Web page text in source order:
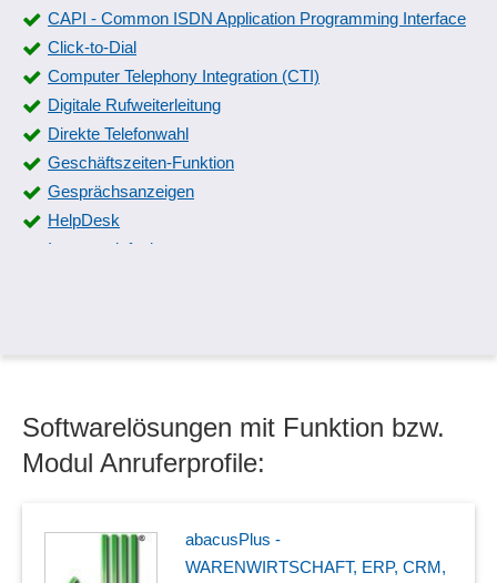
CAPI - Common ISDN Application Programming Interface
Click-to-Dial
Computer Telephony Integration (CTI)
Digitale Rufweiterleitung
Direkte Telefonwahl
Geschäftszeiten-Funktion
Gesprächsanzeigen
HelpDesk
Internettelefonie
Konferenzschaltung
Mehrere Sprachkanäle
MFV-Nummern
Nachrichten- und Menüsteuerung
Remote Systemsteuerung
Rufnummernunterdrückung
Softwarelösungen mit Funktion bzw.
Modul Anruferprofile:
abacusPlus -
WARENWIRTSCHAFT, ERP, CRM,